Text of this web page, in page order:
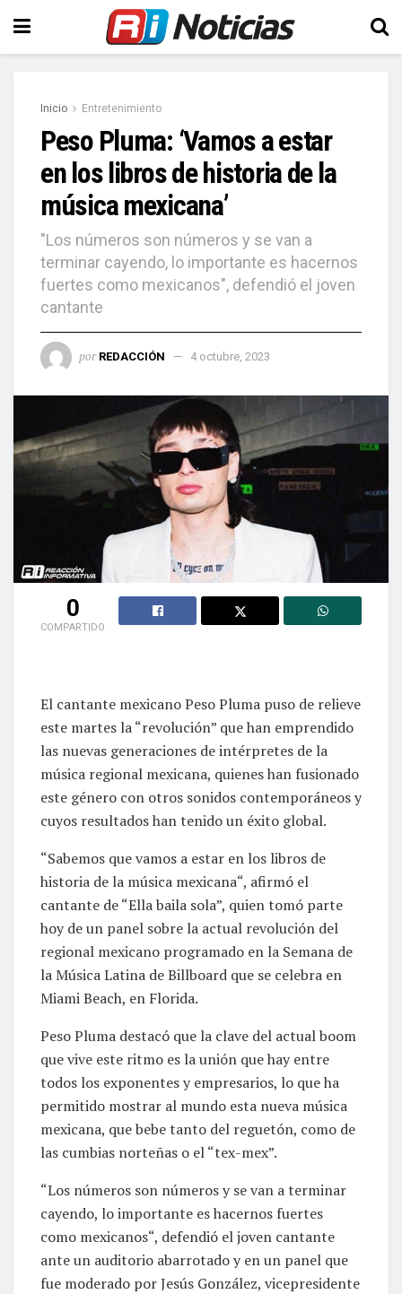
Inicio Entretenimiento
Peso Pluma: ‘Vamos a estar
en los libros de historia de la
música mexicana’
"Los números son números y se van a
terminar cayendo, lo importante es hacernos
fuertes como mexicanos", defendió el joven
cantante
por REDACCIÓN 4 octubre, 2023
0
COMPARTIDO
El cantante mexicano Peso Pluma puso de relieve
este martes la “revolución” que han emprendido
las nuevas generaciones de intérpretes de la
música regional mexicana, quienes han fusionado
este género con otros sonidos contemporáneos y
cuyos resultados han tenido un éxito global.
“Sabemos que vamos a estar en los libros de
historia de la música mexicana“, afirmó el
cantante de “Ella baila sola”, quien tomó parte
hoy de un panel sobre la actual revolución del
regional mexicano programado en la Semana de
la Música Latina de Billboard que se celebra en
Miami Beach, en Florida.
Peso Pluma destacó que la clave del actual boom
que vive este ritmo es la unión que hay entre
todos los exponentes y empresarios, lo que ha
permitido mostrar al mundo esta nueva música
mexicana, que bebe tanto del reguetón, como de
las cumbias norteñas o el “tex-mex”.
“Los números son números y se van a terminar
cayendo, lo importante es hacernos fuertes
como mexicanos“, defendió el joven cantante
ante un auditorio abarrotado y en un panel que
fue moderado por Jesús González, vicepresidente